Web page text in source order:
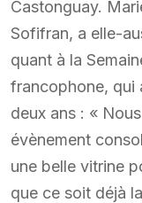
Castonguay.
Sofifran, a elle-
quant à la
francophone, qui
deux ans : «
évènement
une belle vitrine
que ce soit déjà